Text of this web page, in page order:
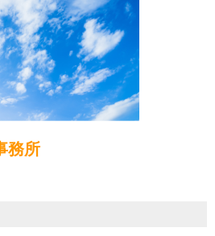
務所